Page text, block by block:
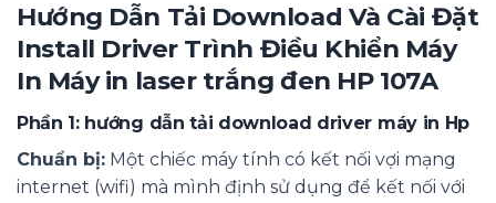
Hướng Dẫn Tải Download Và Cài Đặt
Install Driver Trình Điều Khiển Máy
In Máy in laser trắng đen HP 107A
Phần 1: hướng dẫn tải download driver máy in Hp
Chuẩn bị: Một chiếc máy tính có kết nối vợi mạng
internet (wifi) mà mình định sử dụng để kết nối với